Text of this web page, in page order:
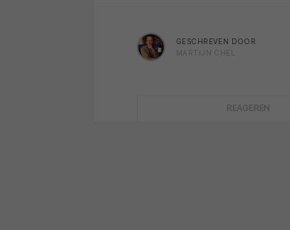
GESCHREVEN DOOR
MARTIJN CHEL
REAGEREN